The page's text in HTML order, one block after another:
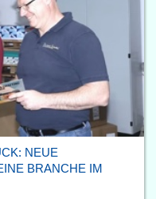
NEUE
BRANCHE IM